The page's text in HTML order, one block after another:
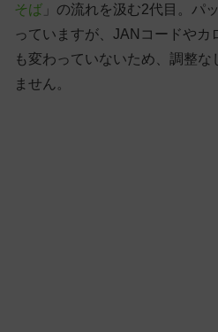
そば 」の流れを汲む2代目。パ
っていますが、JANコードやカ
も変わっていないため、調整な
ません。